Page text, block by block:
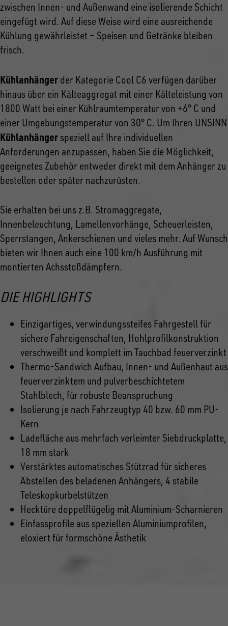
zwischen Innen- und Außenwand eine isolierende Schicht
eingefügt wird. Auf diese Weise wird eine ausreichende
Kühlung gewährleistet – Speisen und Getränke bleiben
frisch.
Kühlanhänger der Kategorie Cool C6 verfügen darüber
hinaus über ein Kälteaggregat mit einer Kälteleistung von
1800 Watt bei einer Kühlraumtemperatur von +6° C und
einer Umgebungstemperatur von 30° C. Um Ihren UNSINN
Kühlanhänger speziell auf Ihre individuellen
Anforderungen anzupassen, haben Sie die Möglichkeit,
geeignetes Zubehör entweder direkt mit dem Anhänger zu
bestellen oder später nachzurüsten.
Sie erhalten bei uns z.B. Stromaggregate,
Innenbeleuchtung, Lamellenvorhänge, Scheuerleisten,
Sperrstangen, Ankerschienen und vieles mehr. Auf Wunsch
bieten wir Ihnen auch eine 100 km/h Ausführung mit
montierten Achsstoßdämpfern.
DIE HIGHLIGHTS
Einzigartiges, verwindungssteifes Fahrgestell für
sichere Fahreigenschaften, Hohlprofilkonstruktion
verschweißt und komplett im Tauchbad feuerverzinkt
Thermo-Sandwich Aufbau, Innen- und Außenhaut aus
feuerverzinktem und pulverbeschichtetem
Stahlblech, für robuste Beanspruchung
Isolierung je nach Fahrzeugtyp 40 bzw. 60 mm PU-
Kern
Ladefläche aus mehrfach verleimter Siebdruckplatte,
18 mm stark
Verstärktes automatisches Stützrad für sicheres
Abstellen des beladenen Anhängers, 4 stabile
Teleskopkurbelstützen
Hecktüre doppelflügelig mit Aluminium-Scharnieren
Einfassprofile aus speziellen Aluminiumprofilen,
eloxiert für formschöne Ästhetik